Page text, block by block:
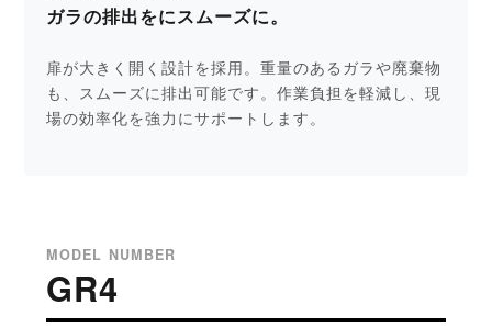
ガラの排出をにスムーズに。
扉が大きく開く設計を採用。重量のあるガラや廃棄物
も、スムーズに排出可能です。作業負担を軽減し、現
場の効率化を強力にサポートします。
MODEL NUMBER
GR4